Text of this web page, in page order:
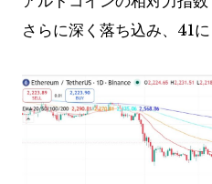
さらに深く落ち込み、41に